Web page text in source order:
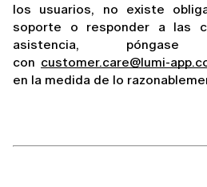
los usuarios, no existe
soporte o responder a las
asistencia,
con customer.care@lumi-
en la medida de lo